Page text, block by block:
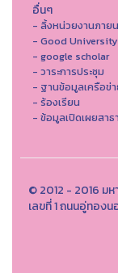
อื่นๆ
- ลิ้งหน่วยงานภาย
- Good University
- google scholar
- วาระการประชุม
- ฐานข้อมูลเครือข่า
- ร้องเรียน
- ข้อมูลเปิดเผยสาธ
© 2012 - 2016 ม
เลขที่ 1 ถนนอู่ทอง